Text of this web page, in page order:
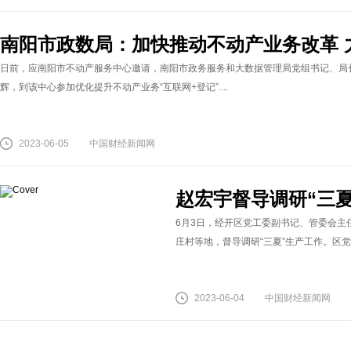
南阳市政数局：加快推动不动产业务改革
日前，应南阳市不动产服务中心邀请，南阳市政务服务和大数据管理局党组书记、
辉，到该中心参加优化提升不动产业务“互联网+登记”....
2023-06-05 中国财经新闻网
赵宏宇督导调研“三
6月3日，经开区党工委副书记、管委会
庄村等地，督导调研“三夏”生产工作。区
2023-06-04 中国财经新闻网